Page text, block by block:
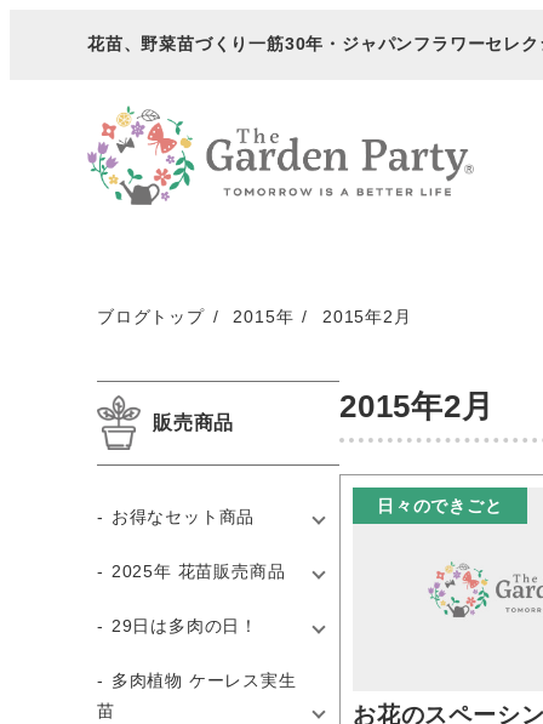
花苗、野菜苗づくり一筋30年・ ジャパンフラワーセレ
ブログトップ 2015年 2015年2月
2015年2月
日々のできごと
お花のスペーシ
販売商品
お得なセット商品
2025年 花苗販売商品
29日は多肉の日！
多肉植物 ケーレス実生
苗